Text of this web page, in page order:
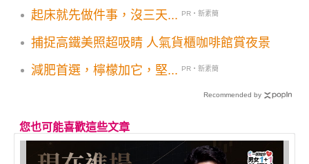
起床就先做件事，沒三天...
PR・新素簡
捕捉高鐵美照超吸睛 人氣貨櫃咖啡館賞夜景
減肥首選，檸檬加它，堅...
PR・新素簡
Recommended by
您也可能喜歡這些文章